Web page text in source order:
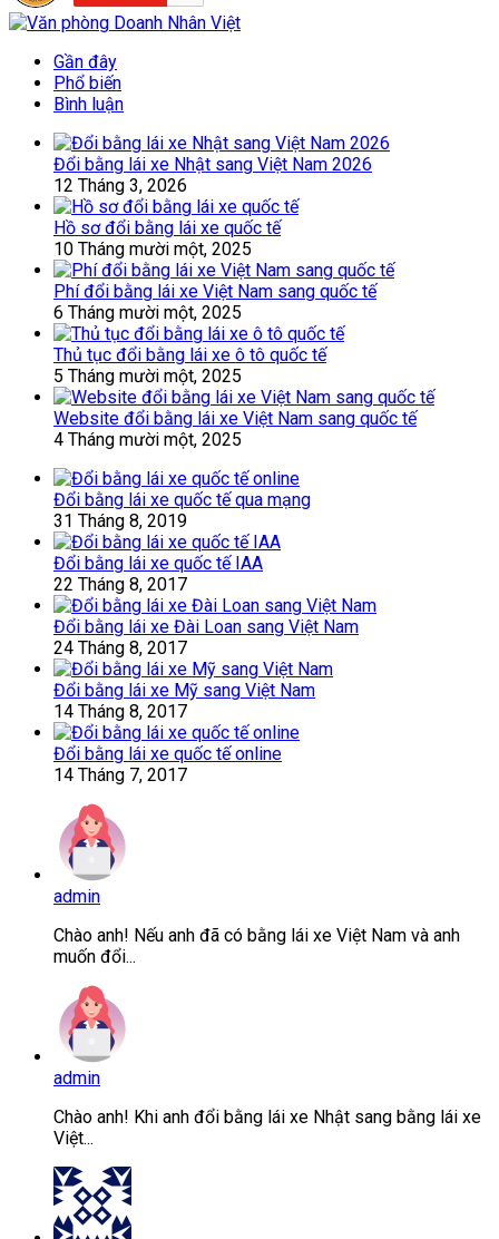
Gần đây
Phổ biến
Bình luận
Đổi bằng lái xe Nhật sang Việt Nam 2026
12 Tháng 3, 2026
Hồ sơ đổi bằng lái xe quốc tế
10 Tháng mười một, 2025
Phí đổi bằng lái xe Việt Nam sang quốc tế
6 Tháng mười một, 2025
Thủ tục đổi bằng lái xe ô tô quốc tế
5 Tháng mười một, 2025
Website đổi bằng lái xe Việt Nam sang quốc tế
4 Tháng mười một, 2025
Đổi bằng lái xe quốc tế qua mạng
31 Tháng 8, 2019
Đổi bằng lái xe quốc tế IAA
22 Tháng 8, 2017
Đổi bằng lái xe Đài Loan sang Việt Nam
24 Tháng 8, 2017
Đổi bằng lái xe Mỹ sang Việt Nam
14 Tháng 8, 2017
Đổi bằng lái xe quốc tế online
14 Tháng 7, 2017
admin
Chào anh! Nếu anh đã có bằng lái xe Việt Nam và anh
muốn đổi...
admin
Chào anh! Khi anh đổi bằng lái xe Nhật sang bằng lái xe
Việt...